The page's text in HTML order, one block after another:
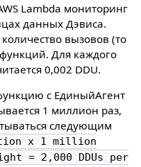
Lambda мониторинг
данных Дэвиса.
вызовов (то
Для каждого
0,002 DDU.
с ЕдиныйАгент
1 миллион раз,
следующим
x 1 million
= 2,000 DDUs per